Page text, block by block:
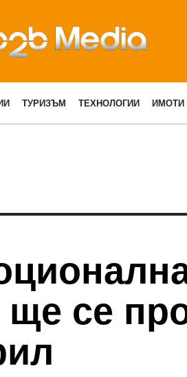
ТУРИЗЪМ ТЕХНОЛОГИИ ИМОТИ
ще се